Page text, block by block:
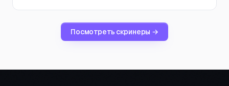
Посмотреть скринеры →